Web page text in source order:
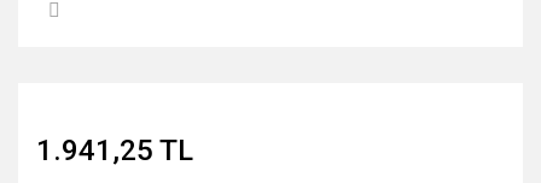
1.941,25 TL